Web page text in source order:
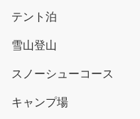
テント泊
雪山登山
スノーシューコース
キャンプ場